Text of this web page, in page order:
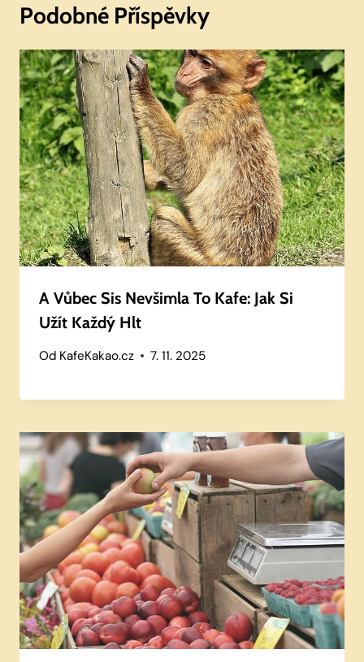
Podobné Příspěvky
A Vůbec Sis Nevšimla To Kafe: Jak Si
Užít Každý Hlt
Od KafeKakao.cz 7. 11. 2025